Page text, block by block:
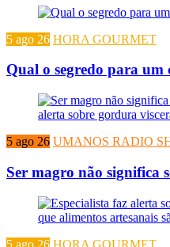
5 ago 26 HORA GOURMET
Qual o segredo para um
5 ago 26 UMANOS RADIO
Ser magro não significa
5 ago 26 HORA GOURMET